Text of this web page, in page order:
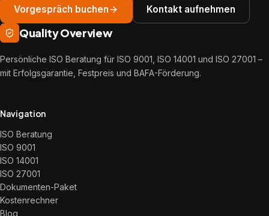
Vorgespräch buchen Kontakt aufnehmen
Quality Overview
Persönliche ISO Beratung für ISO 9001, ISO 14001 und ISO 27001 –
mit Erfolgsgarantie, Festpreis und BAFA-Förderung.
Navigation
ISO Beratung
ISO 9001
ISO 14001
ISO 27001
Dokumenten-Paket
Kostenrechner
Blog